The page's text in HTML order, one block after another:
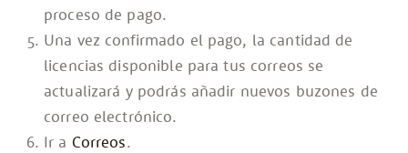
proceso de pago.
Una vez confirmado el pago, la cantidad de
licencias disponible para tus correos se
actualizará y podrás añadir nuevos buzones de
correo electrónico.
Ir a Correos.